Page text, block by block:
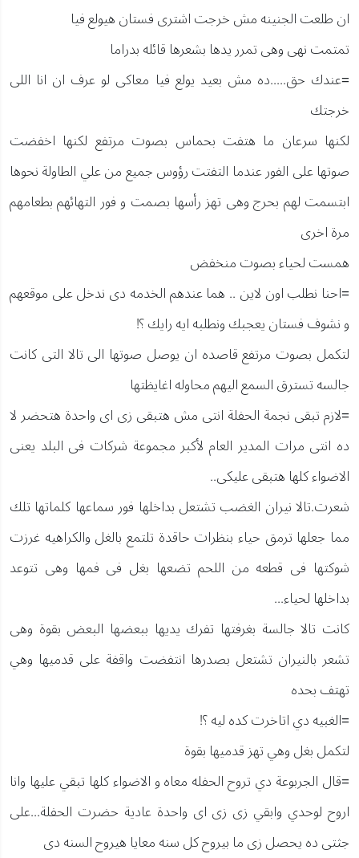
ان طلعت الجنينه مش خرجت اشترى فستان هيولع فيا
تمتمت نهى وهى تمرر يدها بشعرها قائله بدراما
=عندك حق.....ده مش بعيد يولع فيا معاكى لو عرف ان انا اللى
خرجتك
لكنها سرعان ما هتفت بحماس بصوت مرتفع لكنها اخفضت
صوتها على الفور عندما التفتت رؤوس جميع من علي الطاولة نحوها
ابتسمت لهم بحرج وهى تهز رأسها بصمت و فور التهائهم بطعامهم
مرة اخرى
همست لحياء بصوت منخفض
=احنا نطلب اون لاين .. هما عندهم الخدمه دى ندخل على موقعهم
و نشوف فستان يعجبك ونطلبه ايه رايك ؟!
لتكمل بصوت مرتفع قاصده ان يوصل صوتها الى تالا التى كانت
جالسه تسترق السمع اليهم محاوله اغايظتها
=لازم تبقى نجمة الحفلة انتى مش هتبقى زى اى واحدة هتحضر لا
ده انتى مرات المدير العام لأكبر مجموعة شركات فى البلد يعنى
الاضواء كلها هتبقى عليكى..
شعرت.تالا نيران الغضب تشتعل بداخلها فور سماعها كلماتها تلك
مما جعلها ترمق حياء بنظرات حاقدة تلتمع بالغل والكراهيه غرزت
شوكتها فى قطعه من اللحم تضعها بغل فى فمها وهى تتوعد
بداخلها لحياء...
كانت تالا جالسة بغرفتها تفرك يديها ببعضها البعض بقوة وهى
تشعر بالنيران تشتعل بصدرها انتفضت واقفة على قدميها وهي
تهتف بحده
=الغبيه دي اتاخرت كده ليه ؟!
لتكمل بغل وهي تهز قدميها بقوة
=قال الجربوعة دي تروح الحفله معاه و الاضواء كلها تبقي عليها وانا
اروح لوحدي وابقي زى زى اى واحدة عادية حضرت الحفلة...على
جثتى ده يحصل زى ما بيروح كل سنه معايا هيروح السنه دى